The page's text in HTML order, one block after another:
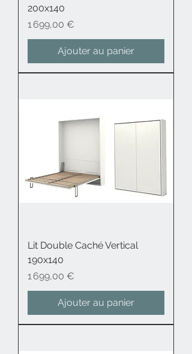
200x140
Prix
1 699,00 €
Ajouter au panier
Lit Double Caché Vertical
190x140
Prix
1 699,00 €
Ajouter au panier